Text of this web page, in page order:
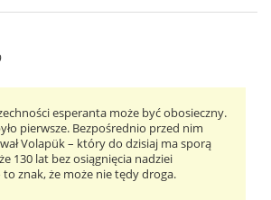
esperanta może być obosieczny.
pierwsze. Bezpośrednio przed nim
Volapük – który do dzisiaj ma sporą
130 lat bez osiągnięcia nadziei
to znak, że może nie tędy droga.